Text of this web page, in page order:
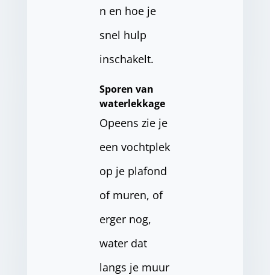
n en hoe je
snel hulp
inschakelt.
Sporen van
waterlekkage
Opeens zie je
een vochtplek
op je plafond
of muren, of
erger nog,
water dat
langs je muur